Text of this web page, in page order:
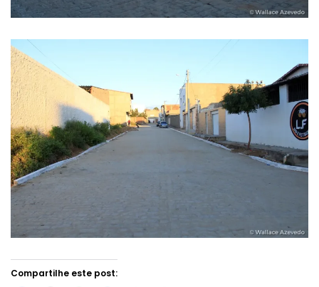
Compartilhe este post: